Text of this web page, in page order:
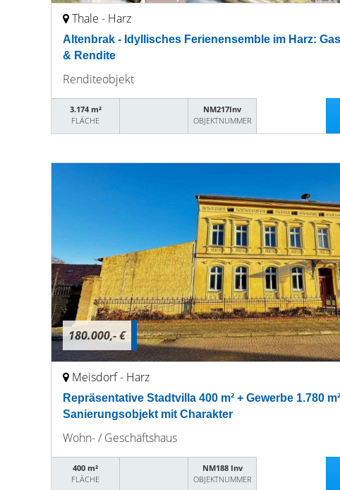
Thale - Harz
Altenbrak - Idyllisches Ferienensemble im Harz:
& Rendite
Renditeobjekt
3.174 m²
FLÄCHE
NM217Inv
OBJEKTNUMMER
180.000,- €
Meisdorf - Harz
Repräsentative Stadtvilla 400 m² + Gewerbe 1.780
Sanierungsobjekt mit Charakter
Wohn- / Geschäftshaus
400 m²
FLÄCHE
NM188 Inv
OBJEKTNUMMER